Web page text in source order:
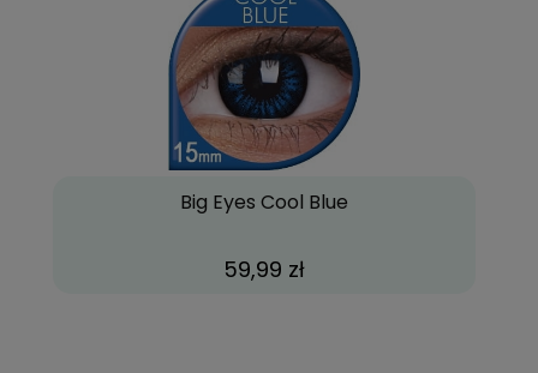
Big Eyes Cool Blue
59,99 zł